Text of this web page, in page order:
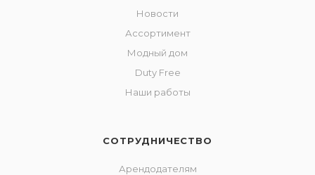
Новости
Ассортимент
Модный дом
Duty Free
Наши работы
СОТРУДНИЧЕСТВО
Арендодателям